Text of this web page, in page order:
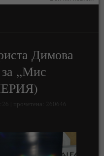
Димова
за „Мис
| прочетена: 260646